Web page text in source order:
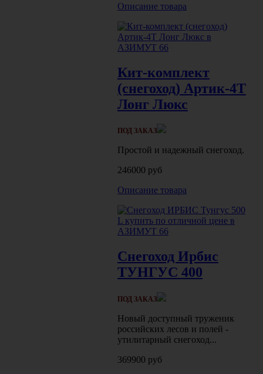
Описание товара
Кит-комплект
(снегоход) Артик-4Т
Лонг Люкс
ПОД ЗАКАЗ
Простой и надежный снегоход.
246000 руб
Описание товара
Снегоход Ирбис
ТУНГУС 400
ПОД ЗАКАЗ
Новый доступный труженик
российских лесов и полей -
утилитарный снегоход...
369900 руб